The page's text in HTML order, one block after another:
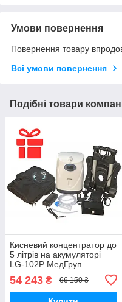
Умови повернення
Повернення товару
Всі умови повернення
Подібні товари
Кисневий концентратор до
5 літрів на акумуляторі
LG-102Р МедГруп
54 243 ₴ 66 150 ₴